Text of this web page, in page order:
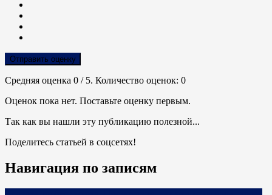
Отправить оценку
Средняя оценка 0 / 5. Количество оценок: 0
Оценок пока нет. Поставьте оценку первым.
Так как вы нашли эту публикацию полезной...
Поделитесь статьей в соцсетях!
Навигация по записям